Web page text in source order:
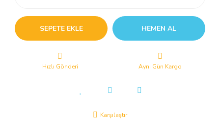
SEPETE EKLE HEMEN AL
Hızlı Gönderi Aynı Gün Kargo
Karşılaştır